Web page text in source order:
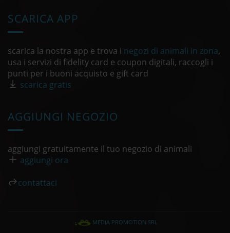
SCARICA APP
scarica la nostra app e trova i negozi di animali in zona,
usa i servizi di fidelity card e coupon digitali, raccogli i
punti per i buoni acquisto e gift card
scarica gratis
AGGIUNGI NEGOZIO
aggiungi gratuitamente il tuo negozio di animali
aggiungi ora
contattaci
MEDIA PROMOTION SRL